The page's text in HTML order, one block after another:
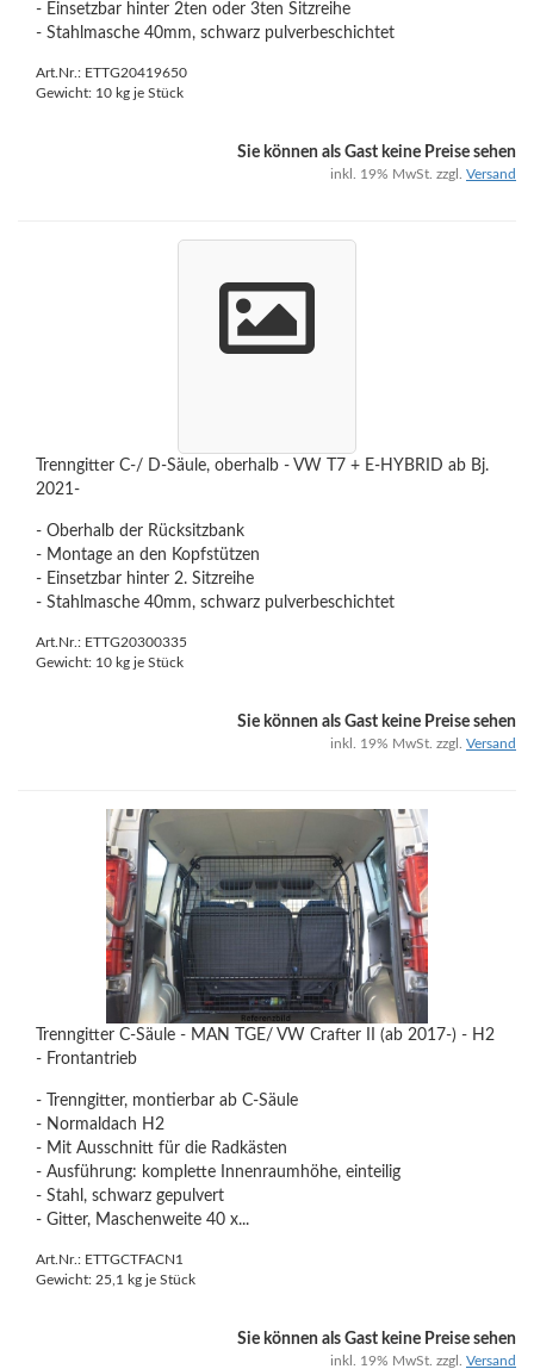
- Einsetzbar hinter 2ten oder 3ten Sitzreihe
- Stahlmasche 40mm, schwarz pulverbeschichtet
Art.Nr.: ETTG20419650
Gewicht: 10 kg je Stück
Sie können als Gast keine Preise sehen
inkl. 19% MwSt. zzgl. Versand
Trenngitter C-/ D-Säule, oberhalb - VW T7 + E-HYBRID ab Bj.
2021-
- Oberhalb der Rücksitzbank
- Montage an den Kopfstützen
- Einsetzbar hinter 2. Sitzreihe
- Stahlmasche 40mm, schwarz pulverbeschichtet
Art.Nr.: ETTG20300335
Gewicht: 10 kg je Stück
Sie können als Gast keine Preise sehen
inkl. 19% MwSt. zzgl. Versand
Trenngitter C-Säule - MAN TGE/ VW Crafter II (ab 2017-) - H2
- Frontantrieb
- Trenngitter, montierbar ab C-Säule
- Normaldach H2
- Mit Ausschnitt für die Radkästen
- Ausführung: komplette Innenraumhöhe, einteilig
- Stahl, schwarz gepulvert
- Gitter, Maschenweite 40 x...
Art.Nr.: ETTGCTFACN1
Gewicht: 25,1 kg je Stück
Sie können als Gast keine Preise sehen
inkl. 19% MwSt. zzgl. Versand